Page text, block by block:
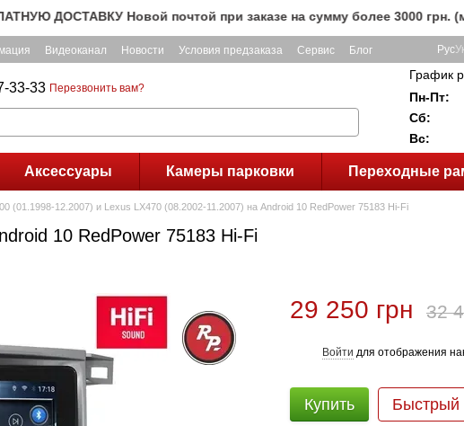
Новой почтой при заказе на сумму более 3000 грн. (мы
Видеоканал Новости Условия предзаказа Сервис Блог Рус
33-33 Перезвонить вам?
График
Пн-Пт:
Сб:
Вс:
Аксессуары Камеры парковки Переходные
(01.1998-12.2007) и Lexus LX470 (08.2002-11.2007) на Android 10 RedPower 75183 Hi-Fi
10 RedPower 75183 Hi-Fi
29 250 грн 32
Войти для отображения
Купить Быстрый